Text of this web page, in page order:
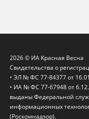
2026 © ИА Красная Весна
Свидетельства о
• ЭЛ № ФС 77-84377 от
• ИА № ФС 77-67948 от
выданы Федеральной
информационных
(Роскомнадзор).